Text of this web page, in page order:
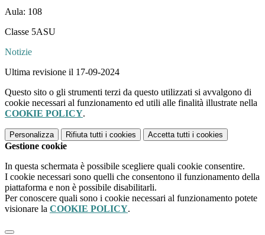
Aula: 108
Classe 5ASU
Notizie
Ultima revisione il 17-09-2024
Questo sito o gli strumenti terzi da questo utilizzati si avvalgono di
cookie necessari al funzionamento ed utili alle finalità illustrate nella
COOKIE POLICY.
Personalizza Rifiuta tutti i cookies Accetta tutti i cookies
Gestione cookie
In questa schermata è possibile scegliere quali cookie consentire.
I cookie necessari sono quelli che consentono il funzionamento della
piattaforma e non è possibile disabilitarli.
Per conoscere quali sono i cookie necessari al funzionamento potete
visionare la COOKIE POLICY.